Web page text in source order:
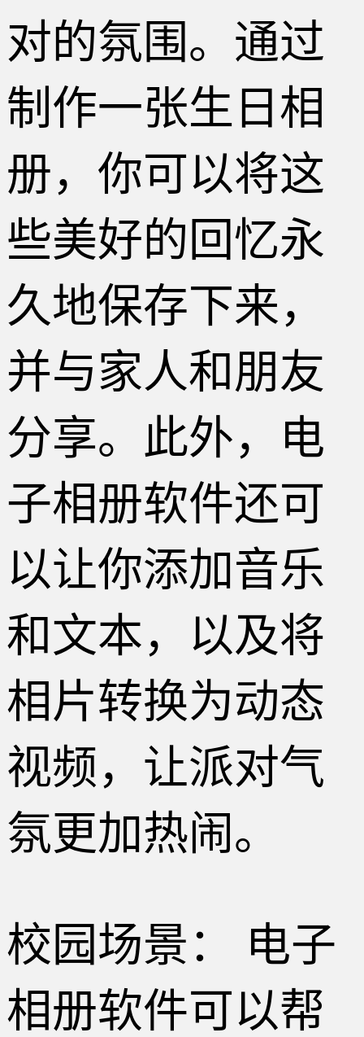
对的氛围。通过
制作一张生日相
册，你可以将这
些美好的回忆永
久地保存下来，
并与家人和朋友
分享。此外，电
子相册软件还可
以让你添加音乐
和文本，以及将
相片转换为动态
视频，让派对气
氛更加热闹。
校园场景： 电子
相册软件可以帮